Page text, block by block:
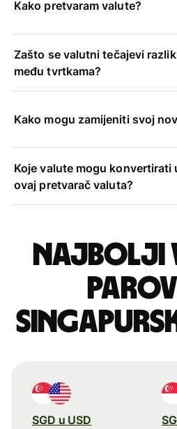
Kako pretvaram valute?
Zašto se valutni tečajevi
među tvrtkama?
Kako mogu zamijeniti svoj
Koje valute mogu konvertirati
ovaj pretvarač valuta?
Najbolji
SGD u USD